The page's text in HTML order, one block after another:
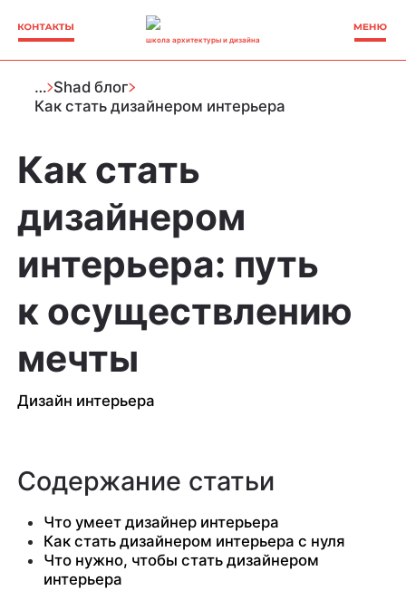
школа архитектуры и дизайна
… Shad блог
Как стать дизайнером интерьера
Как стать
дизайнером
интерьера: путь
к осуществлению
мечты
Дизайн интерьера
Содержание статьи
Что умеет дизайнер интерьера
Как стать дизайнером интерьера с нуля
Что нужно, чтобы стать дизайнером
интерьера